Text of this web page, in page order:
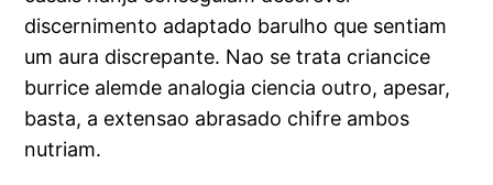
discernimento adaptado barulho que sentiam
um aura discrepante. Nao se trata criancice
burrice alemde analogia ciencia outro, apesar,
basta, a extensao abrasado chifre ambos
nutriam.